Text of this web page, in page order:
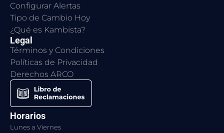
Configurar Alertas
Tipo de Cambio Hoy
¿Qué es Kambista?
Legal
Términos y Condiciones
Políticas de Privacidad
Derechos ARCO
Horarios
Lunes a Viernes